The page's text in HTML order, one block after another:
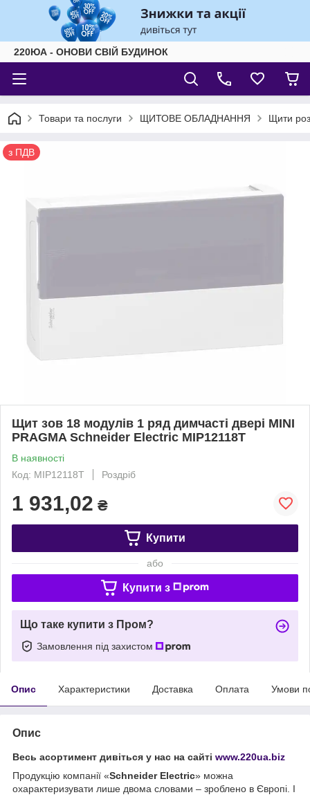
220ЮА - ОНОВИ СВІЙ БУДИНОК
Товари та послуги ЩИТОВЕ ОБЛАДНАННЯ Щити
з ПДВ
Щит зов 18 модулів 1 ряд димчасті двері MINI
PRAGMA Schneider Electric MIP12118T
В наявності
Код: MIP12118T
Роздріб
1 931,02 ₴
Купити
або
Купити з
Що таке купити з Пром?
Замовлення під захистом
Опис Характеристики Доставка Оплата Умови
Опис
Весь асортимент дивіться у нас на сайті www.220ua.biz
Продукцію компанії «Schneider Electric» можна
охарактеризувати лише двома словами – зроблено в Європі. І